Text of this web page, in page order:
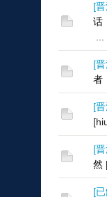
[晋
话
[晋
者
[晋
[晋
然
[